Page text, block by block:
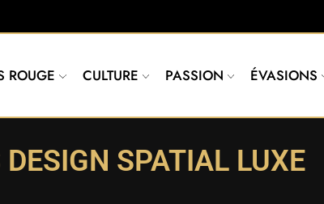
ROUGE CULTURE PASSION ÉVASIONS
SPATIAL LUXE